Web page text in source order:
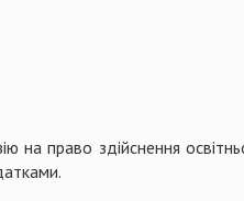
право здійснення